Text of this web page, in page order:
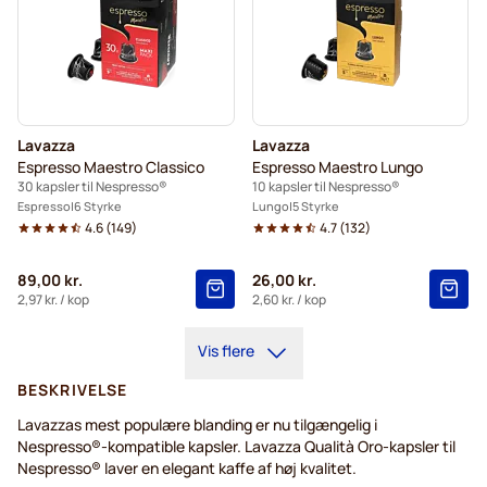
Lavazza
Espresso Maestro Classico
30 kapsler til Nespresso®
Espresso 6 Styrke
4.6(149)
89,00 kr.
2,97 kr./ kop
Lavazza
Espresso Maestro Lungo
10 kapsler til Nespresso®
Lungo 5 Styrke
4.7(132)
26,00 kr.
2,60 kr./ kop
Vis flere
BESKRIVELSE
Lavazzas mest populære blanding er nu tilgængelig i
Nespresso®-kompatible kapsler. Lavazza Qualità Oro-kapsler til
Nespresso® laver en elegant kaffe af høj kvalitet.